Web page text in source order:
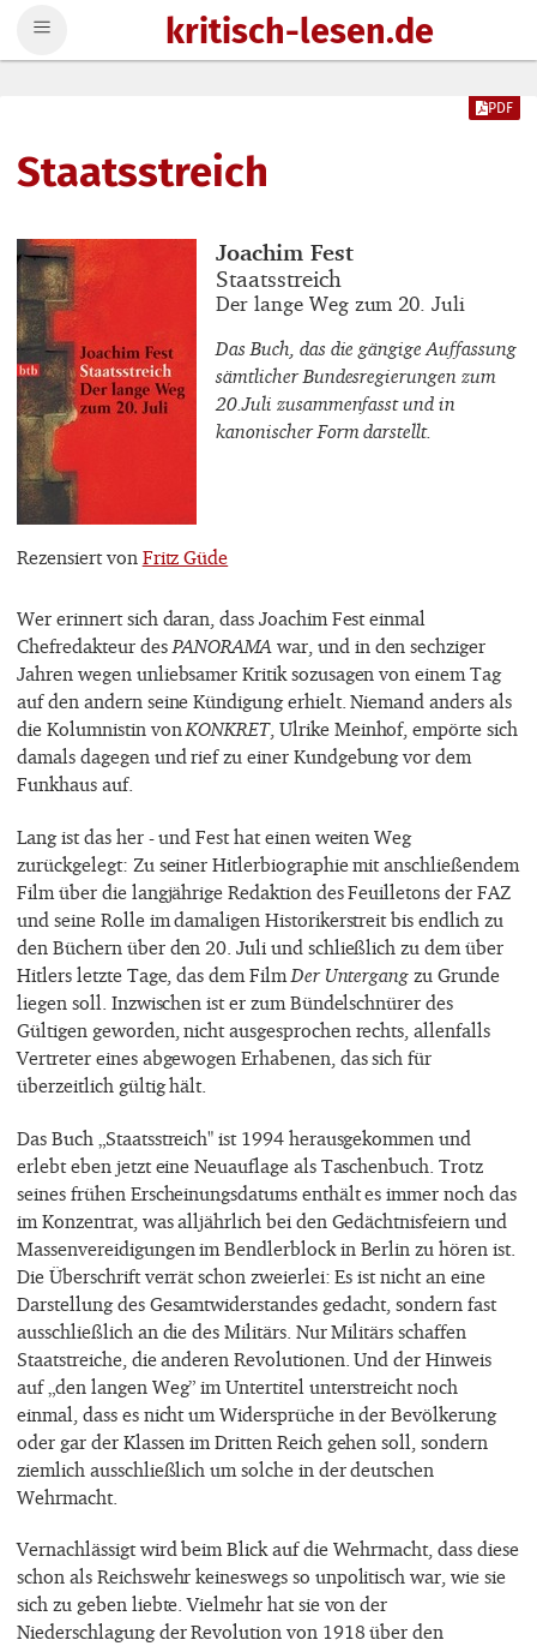
kritisch-lesen.de
Staatsstreich
PDF
Buchautor_innen
Joachim Fest
Buchtitel
Staatsstreich
Buchuntertitel
Der lange Weg zum 20. Juli
Das Buch, das die gängige Auffassung
sämtlicher Bundesregierungen zum
20.Juli zusammenfasst und in
kanonischer Form darstellt.
Rezensiert von Fritz Güde
Wer erinnert sich daran, dass Joachim Fest einmal
Chefredakteur desPANORAMA war, und in den sechziger
Jahren wegen unliebsamer Kritik sozusagen von einem Tag
auf den andern seine Kündigung erhielt. Niemand anders als
die Kolumnistin vonKONKRET, Ulrike Meinhof, empörte sich
damals dagegen und rief zu einer Kundgebung vor dem
Funkhaus auf.
Lang ist das her - und Fest hat einen weiten Weg
zurückgelegt: Zu seiner Hitlerbiographie mit anschließendem
Film über die langjährige Redaktion des Feuilletons der FAZ
und seine Rolle im damaligen Historikerstreit bis endlich zu
den Büchern über den 20. Juli und schließlich zu dem über
Hitlers letzte Tage, das dem FilmDer Untergang zu Grunde
liegen soll. Inzwischen ist er zum Bündelschnürer des
Gültigen geworden, nicht ausgesprochen rechts, allenfalls
Vertreter eines abgewogen Erhabenen, das sich für
überzeitlich gültig hält.
Das Buch „Staatsstreich" ist 1994 herausgekommen und
erlebt eben jetzt eine Neuauflage als Taschenbuch. Trotz
seines frühen Erscheinungsdatums enthält es immer noch das
im Konzentrat, was alljährlich bei den Gedächtnisfeiern und
Massenvereidigungen im Bendlerblock in Berlin zu hören ist.
Die Überschrift verrät schon zweierlei: Es ist nicht an eine
Darstellung des Gesamtwiderstandes gedacht, sondern fast
ausschließlich an die des Militärs. Nur Militärs schaffen
Staatstreiche, die anderen Revolutionen. Und der Hinweis
auf „den langen Weg” im Untertitel unterstreicht noch
einmal, dass es nicht um Widersprüche in der Bevölkerung
oder gar der Klassen im Dritten Reich gehen soll, sondern
ziemlich ausschließlich um solche in der deutschen
Wehrmacht.
Vernachlässigt wird beim Blick auf die Wehrmacht, dass diese
schon als Reichswehr keineswegs so unpolitisch war, wie sie
sich zu geben liebte. Vielmehr hat sie von der
Niederschlagung der Revolution von 1918 über den